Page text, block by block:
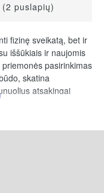
puslapių)
fizinę sveikatą, bet ir
iššūkiais ir naujomis
pasirinkimas
skatina
atsakingai
dviratį
ir žemę, kai sėdi
didelis ar per mažas,